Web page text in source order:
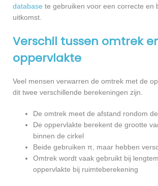
database te gebruiken voor een correcte en
uitkomst.
Verschil tussen omtrek
oppervlakte
Veel mensen verwarren de omtrek met de
dit twee verschillende berekeningen zijn.
De omtrek meet de afstand rondom
De oppervlakte berekent de grootte
binnen de cirkel
Beide gebruiken π, maar hebben
Omtrek wordt vaak gebruikt bij
oppervlakte bij ruimteberekening